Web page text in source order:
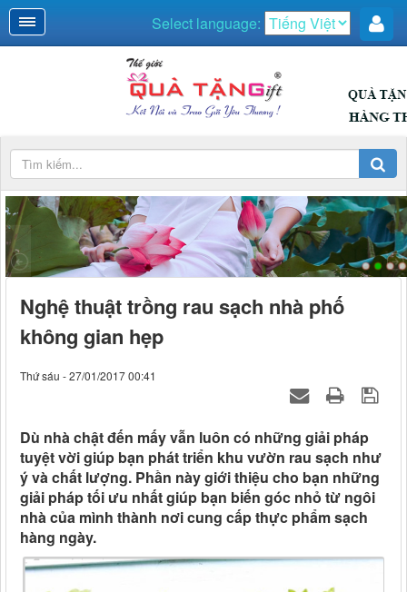
Select language:
DUYÊN DÁNG
Nghệ thuật trồng rau sạch nhà phố
không gian hẹp
Thứ sáu - 27/01/2017 00:41
Dù nhà chật đến mấy vẫn luôn có những giải pháp
tuyệt vời giúp bạn phát triển khu vườn rau sạch như
ý và chất lượng. Phần này giới thiệu cho bạn những
giải pháp tối ưu nhất giúp bạn biến góc nhỏ từ ngôi
nhà của mình thành nơi cung cấp thực phẩm sạch
hàng ngày.